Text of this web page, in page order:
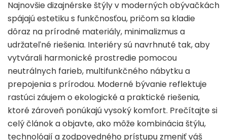
Najnovšie dizajnérske štýly v moderných obývačkách
spájajú estetiku s funkčnosťou, pričom sa kladie
dôraz na prírodné materiály, minimalizmus a
udržateľné riešenia. Interiéry sú navrhnuté tak, aby
vytvárali harmonické prostredie pomocou
neutrálnych farieb, multifunkčného nábytku a
prepojenia s prírodou. Moderné bývanie reflektuje
rastúci záujem o ekologické a praktické riešenia,
ktoré zároveň ponúkajú vysoký komfort. Prečítajte si
celý článok a objavte, ako môže kombinácia štýlu,
technológií a zodpovedného prístupu zmeniť váš